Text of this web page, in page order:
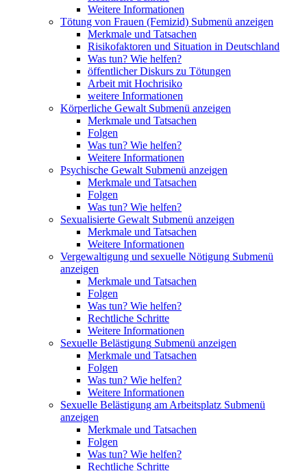
Weitere Informationen
Tötung von Frauen (Femizid) Submenü anzeigen
Merkmale und Tatsachen
Risikofaktoren und Situation in Deutschland
Was tun? Wie helfen?
öffentlicher Diskurs zu Tötungen
Arbeit mit Hochrisiko
weitere Informationen
Körperliche Gewalt Submenü anzeigen
Merkmale und Tatsachen
Folgen
Was tun? Wie helfen?
Weitere Informationen
Psychische Gewalt Submenü anzeigen
Merkmale und Tatsachen
Folgen
Was tun? Wie helfen?
Sexualisierte Gewalt Submenü anzeigen
Merkmale und Tatsachen
Weitere Informationen
Vergewaltigung und sexuelle Nötigung Submenü
anzeigen
Merkmale und Tatsachen
Folgen
Was tun? Wie helfen?
Rechtliche Schritte
Weitere Informationen
Sexuelle Belästigung Submenü anzeigen
Merkmale und Tatsachen
Folgen
Was tun? Wie helfen?
Weitere Informationen
Sexuelle Belästigung am Arbeitsplatz Submenü
anzeigen
Merkmale und Tatsachen
Folgen
Was tun? Wie helfen?
Rechtliche Schritte